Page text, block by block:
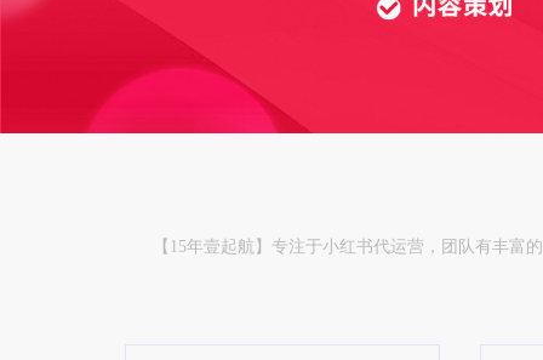
【15年壹起航】专注于小红书代运营，团队有丰